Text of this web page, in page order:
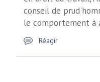
conseil de
le comportement à
Réagir